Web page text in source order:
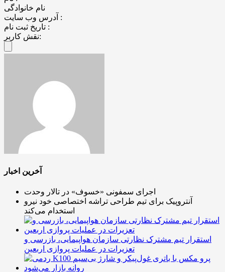
نام خانوادگی
آدرس وب سایت :
تاریخ ثبت نام :
نقش کاربر:
آخرین اخبار
اجرای سمفونی «خسوف» در تالار وحدت
آنتروپیک برای تیم طراحی تراشه اختصاصی خود نیرو
استخدام می‌کند
استقرار تیم مشترک نظارتی سازمان هواپیمایی، بازرسی و
تعزیرات در عملیات پروازی اربعین